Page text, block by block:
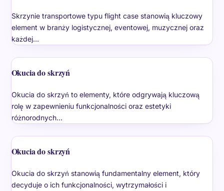
Skrzynie transportowe typu flight case stanowią kluczowy
element w branży logistycznej, eventowej, muzycznej oraz
każdej…
Okucia do skrzyń
Okucia do skrzyń to elementy, które odgrywają kluczową
rolę w zapewnieniu funkcjonalności oraz estetyki
różnorodnych…
Okucia do skrzyń
Okucia do skrzyń stanowią fundamentalny element, który
decyduje o ich funkcjonalności, wytrzymałości i